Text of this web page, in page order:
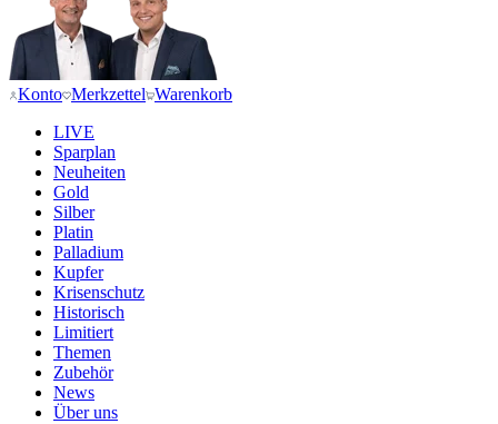
Konto Merkzettel Warenkorb
LIVE
Sparplan
Neuheiten
Gold
Silber
Platin
Palladium
Kupfer
Krisenschutz
Historisch
Limitiert
Themen
Zubehör
News
Über uns